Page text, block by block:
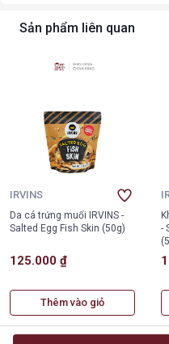
Sản phẩm liên quan
IRVINS
Da cá trứng muối IRVINS -
Salted Egg Fish Skin (50g)
125.000 ₫
Thêm vào giỏ
-